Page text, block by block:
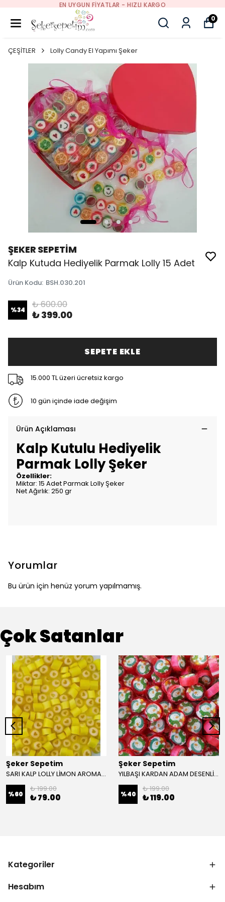
EN UYGUN FIYATLAR - HIZLI KARGO
0
ÇEŞİTLER Lolly Candy El Yapımı Şeker
ŞEKER SEPETİM
Kalp Kutuda Hediyelik Parmak Lolly 15 Adet
Ürün Kodu: BSH.030.201
%34 ₺ 600.00
₺ 399.00
SEPETE EKLE
15.000 TL üzeri ücretsiz kargo
10 gün içinde iade değişim
Ürün Açıklaması
Kalp Kutulu Hediyelik
Parmak Lolly Şeker
Özellikler:
Miktar: 15 Adet Parmak Lolly Şeker
Net Ağırlık: 250 gr
Yorumlar
Bu ürün için henüz yorum yapılmamış.
Çok Satanlar
Şeker Sepetim
SARI KALP LOLLY LİMON AROMALI 250 GR
%60
₺ 199.00
₺ 79.00
Şeker Sepetim
YILBAŞI KARDAN ADAM DESENLİ LOLLY ŞEKER 250 GR
%40
₺ 199.00
₺ 119.00
Kategoriler
Hesabım